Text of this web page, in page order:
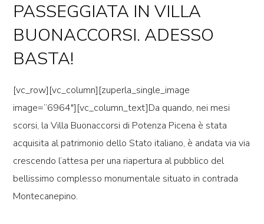
PASSEGGIATA IN VILLA
BUONACCORSI. ADESSO
BASTA!
[vc_row][vc_column][zuperla_single_image
image=”6964″][vc_column_text]Da quando, nei mesi
scorsi, la Villa Buonaccorsi di Potenza Picena è stata
acquisita al patrimonio dello Stato italiano, è andata via via
crescendo l’attesa per una riapertura al pubblico del
bellissimo complesso monumentale situato in contrada
Montecanepino.